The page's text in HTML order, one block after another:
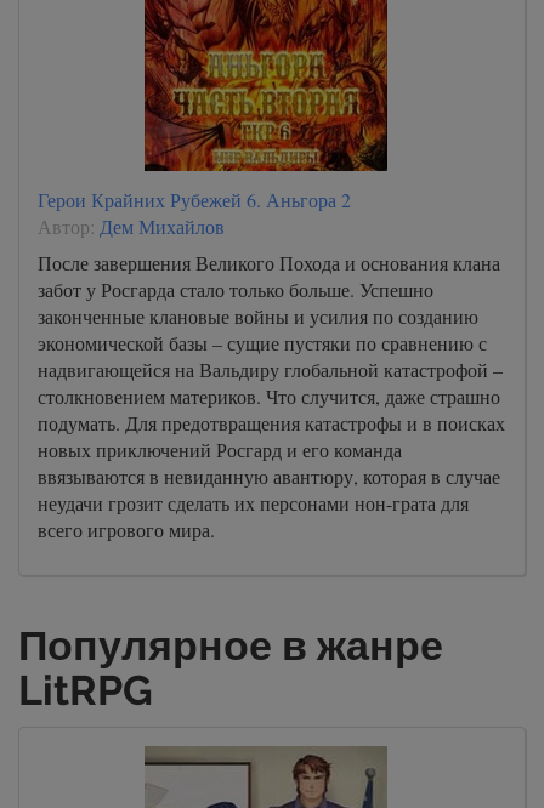
Герои Крайних Рубежей 6. Аньгора 2
Автор: Дем Михайлов
После завершения Великого Похода и основания клана
забот у Росгарда стало только больше. Успешно
законченные клановые войны и усилия по созданию
экономической базы – сущие пустяки по сравнению с
надвигающейся на Вальдиру глобальной катастрофой –
столкновением материков. Что случится, даже страшно
подумать. Для предотвращения катастрофы и в поисках
новых приключений Росгард и его команда
ввязываются в невиданную авантюру, которая в случае
неудачи грозит сделать их персонами нон-грата для
всего игрового мира.
Популярное в жанре
LitRPG